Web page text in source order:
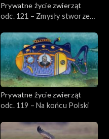
Prywatne życie zwierząt
odc. 121 – Zmysły stworzeń
Prywatne życie zwierząt
odc. 119 – Na końcu Polski